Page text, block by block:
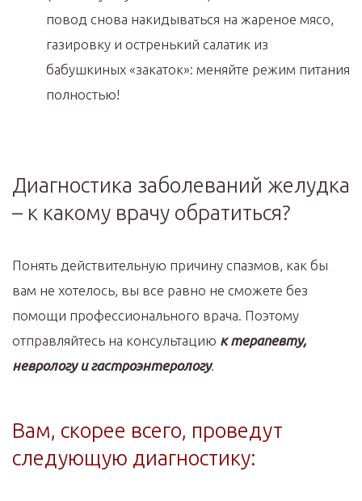
повод снова накидываться на жареное мясо,
газировку и остренький салатик из
бабушкиных «закаток»: меняйте режим питания
полностью!
Диагностика заболеваний желудка
– к какому врачу обратиться?
Понять действительную причину спазмов, как бы
вам не хотелось, вы все равно не сможете без
помощи профессионального врача. Поэтому
отправляйтесь на консультацию к терапевту,
неврологу и гастроэнтерологу.
Вам, скорее всего, проведут
следующую диагностику: